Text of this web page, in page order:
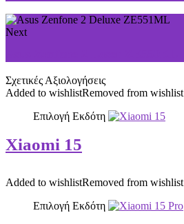
Next
Σχετικές Αξιολογήσεις
Added to wishlistRemoved from wishlist
Επιλογή Εκδότη
Xiaomi 15
Added to wishlistRemoved from wishlist
Επιλογή Εκδότη